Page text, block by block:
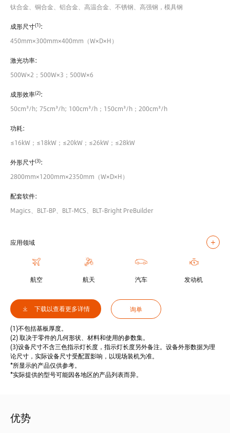
钛合金、铜合金、铝合金、高温合金、不锈钢、高强钢，模具钢
成形尺寸(1):
450mm×300mm×400mm（W×D×H）
激光功率:
500W×2；500W×3；500W×6
成形效率(2):
50cm³/h; 75cm³/h; 100cm³/h；150cm³/h；200cm³/h
功耗:
≤16kW；≤18kW；≤20kW；≤26kW；≤28kW
外形尺寸(3):
2800mm×1200mm×2350mm（W×D×H）
配套软件:
Magics、BLT-BP、BLT-MCS、BLT-Bright PreBuilder
应用领域
航空 航天 汽车 发动机
下载以查看更多详情 询单
(1)不包括基板厚度。
(2) 取决于零件的几何形状、材料和使用的参数集。
(3)设备尺寸不含三色指示灯长度，指示灯长度另外备注。设备外形数据为理
论尺寸，实际设备尺寸受配置影响，以现场装机为准。
*所显示的产品仅供参考。
*实际提供的型号可能因各地区的产品列表而异。
优势